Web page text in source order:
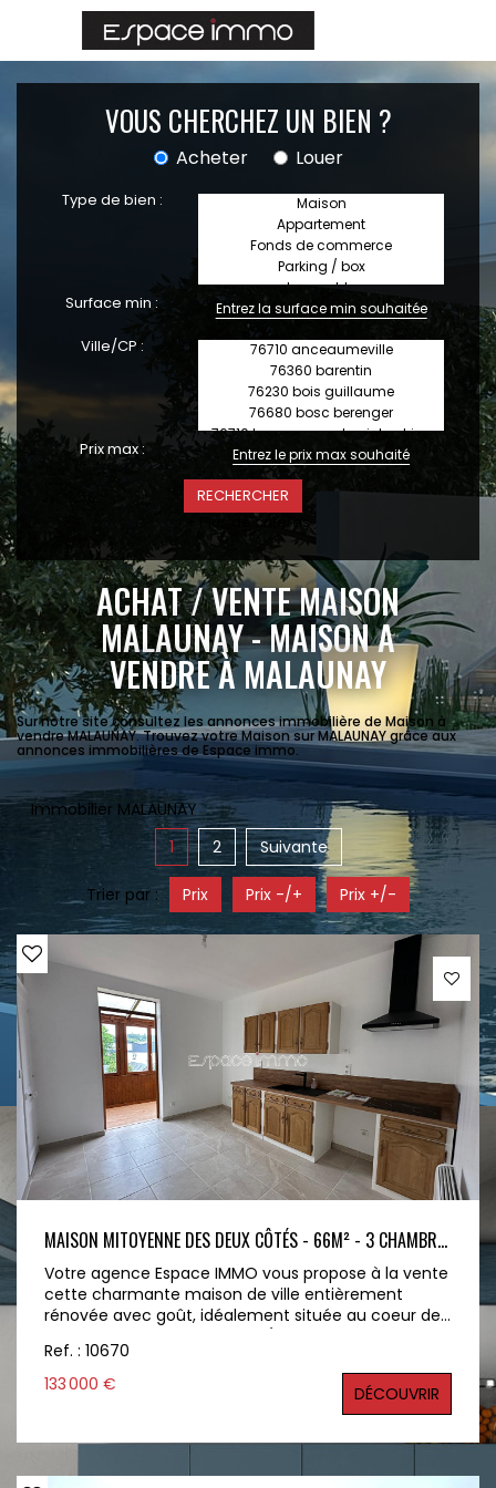
VOUS CHERCHEZ UN BIEN ?
Acheter Louer
Type de bien :
Surface min :
Ville/CP :
Prix max :
+ Plus de critères
ACHAT / VENTE MAISON
MALAUNAY - MAISON A
VENDRE À MALAUNAY
Sur notre site consultez les annonces immobilière de Maison à
vendre MALAUNAY. Trouvez votre Maison sur MALAUNAY grâce aux
annonces immobilières de Espace immo.
Immobilier MALAUNAY
1
2 Suivante
Trier par : Prix Prix -/+ Prix +/-
MAISON MITOYENNE DES DEUX CÔTÉS - 66M² - 3 CHAMBRES - JARDIN - MALAUNAY
Votre agence Espace IMMO vous propose à la vente
cette charmante maison de ville entièrement
rénovée avec goût, idéalement située au coeur de
cette maison mitoyenne des deux côtés offre un
cadre de vie agréable, lumineux et fonctionnel. Au
rez-de-chaussée, vous découvrirez un espace
salon, ouvrant sur une pièce de vie lumineuse et
conviviale avec une cuisine ouverte aménagée, et
Ref. : 10670
133 000 €
DÉCOUVRIR